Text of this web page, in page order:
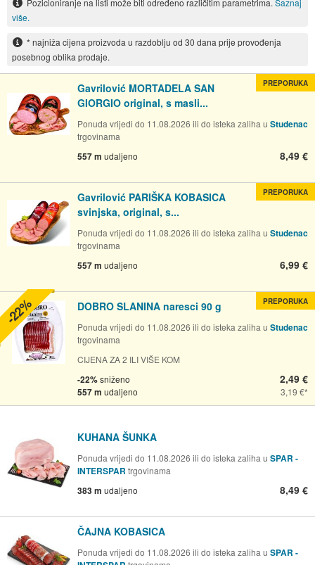
više.
* najniža cijena proizvoda u razdoblju od 30 dana prije provođenja
posebnog oblika prodaje.
Gavrilović MORTADELA SAN
GIORGIO original, s masli...
Ponuda vrijedi do 11.08.2026 ili do isteka zaliha u Studenac
trgovinama
557 m udaljeno 8,49 €
PREPORUKA
Gavrilović PARIŠKA KOBASICA
svinjska, original, s...
Ponuda vrijedi do 11.08.2026 ili do isteka zaliha u Studenac
trgovinama
557 m udaljeno 6,99 €
PREPORUKA
DOBRO SLANINA naresci 90 g
Ponuda vrijedi do 11.08.2026 ili do isteka zaliha u Studenac
trgovinama
CIJENA ZA 2 ILI VIŠE KOM
-22%sniženo
557 m udaljeno
2,49 €
3,19 €
PREPORUKA
-22%
KUHANA ŠUNKA
Ponuda vrijedi do 11.08.2026 ili do isteka zaliha u SPAR -
INTERSPAR trgovinama
383 m udaljeno 8,49 €
ČAJNA KOBASICA
Ponuda vrijedi do 11.08.2026 ili do isteka zaliha u SPAR -